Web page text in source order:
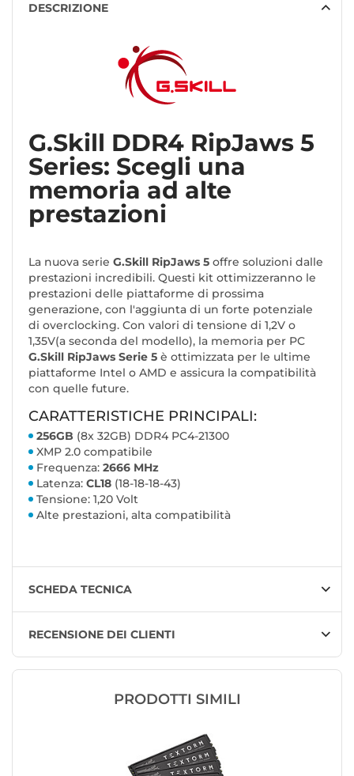
DESCRIZIONE
G.Skill DDR4 RipJaws 5
Series: Scegli una
memoria ad alte
prestazioni
La nuova serie G.Skill RipJaws 5 offre soluzioni dalle
prestazioni incredibili. Questi kit ottimizzeranno le
prestazioni delle piattaforme di prossima
generazione, con l'aggiunta di un forte potenziale
di overclocking. Con valori di tensione di 1,2V o
1,35V(a seconda del modello), la memoria per PC
G.Skill RipJaws Serie 5 è ottimizzata per le ultime
piattaforme Intel o AMD e assicura la compatibilità
con quelle future.
CARATTERISTICHE PRINCIPALI:
256GB (8x 32GB) DDR4 PC4-21300
XMP 2.0 compatibile
Frequenza: 2666 MHz
Latenza: CL18 (18-18-18-43)
Tensione: 1,20 Volt
Alte prestazioni, alta compatibilità
SCHEDA TECNICA
RECENSIONE DEI CLIENTI
PRODOTTI SIMILI